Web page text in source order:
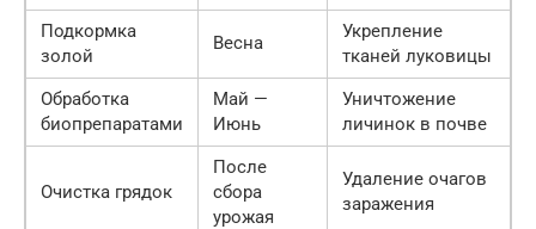
Подкормка
золой
Весна
Укрепление
тканей луковицы
Обработка
биопрепаратами
Май —
Июнь
Уничтожение
личинок в почве
Очистка грядок
После
сбора
урожая
Удаление очагов
заражения